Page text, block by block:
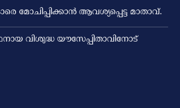
മോചിപ്പിക്കാന്‍ ആവശ്യപ്പെട്ട മാതാവ്.
വിശുദ്ധ യൗസേപ്പിതാവിനോട്